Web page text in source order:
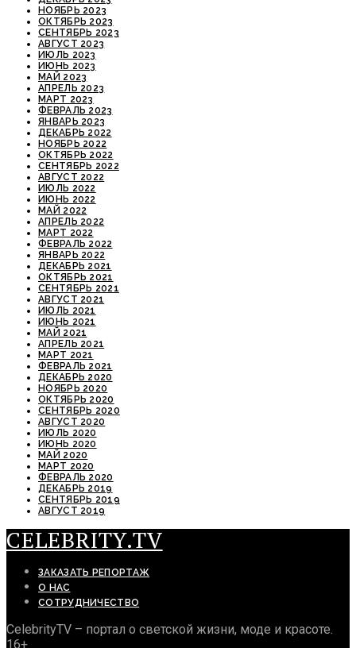
НОЯБРЬ 2023
ОКТЯБРЬ 2023
СЕНТЯБРЬ 2023
АВГУСТ 2023
ИЮЛЬ 2023
ИЮНЬ 2023
МАЙ 2023
АПРЕЛЬ 2023
МАРТ 2023
ФЕВРАЛЬ 2023
ЯНВАРЬ 2023
ДЕКАБРЬ 2022
НОЯБРЬ 2022
ОКТЯБРЬ 2022
СЕНТЯБРЬ 2022
АВГУСТ 2022
ИЮЛЬ 2022
ИЮНЬ 2022
МАЙ 2022
АПРЕЛЬ 2022
МАРТ 2022
ФЕВРАЛЬ 2022
ЯНВАРЬ 2022
ДЕКАБРЬ 2021
ОКТЯБРЬ 2021
СЕНТЯБРЬ 2021
АВГУСТ 2021
ИЮЛЬ 2021
ИЮНЬ 2021
МАЙ 2021
АПРЕЛЬ 2021
МАРТ 2021
ФЕВРАЛЬ 2021
ДЕКАБРЬ 2020
НОЯБРЬ 2020
ОКТЯБРЬ 2020
СЕНТЯБРЬ 2020
АВГУСТ 2020
ИЮЛЬ 2020
ИЮНЬ 2020
МАЙ 2020
МАРТ 2020
ФЕВРАЛЬ 2020
ДЕКАБРЬ 2019
СЕНТЯБРЬ 2019
АВГУСТ 2019
CELEBRITY.TV
ЗАКАЗАТЬ РЕПОРТАЖ
О НАС
СОТРУДНИЧЕСТВО
CelebrityTV – портал о светской жизни, моде и красоте.
16+